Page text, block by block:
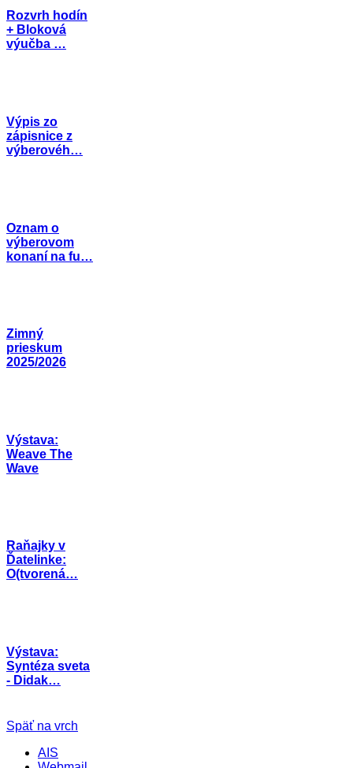
Rozvrh hodín
+ Bloková
výučba …
Výpis zo
zápisnice z
výberovéh…
Oznam o
výberovom
konaní na fu…
Zimný
prieskum
2025/2026
Výstava:
Weave The
Wave
Raňajky v
Ďatelinke:
O(tvorená…
Výstava:
Syntéza sveta
- Didak…
Späť na vrch
AIS